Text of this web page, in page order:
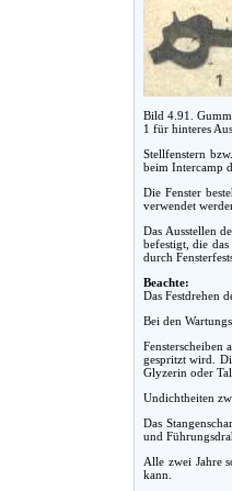
Bild 4.91.
1 für hinteres
Stellfenstern
beim Intercamp
Die Fenster
verwendet
Das Ausstellen
befestigt, die
durch
Beachte:
Das Festdrehen
Bei den
Fensterscheiben
gespritzt wird.
Glyzerin oder
Undichtheiten
Das
und
Alle zwei Jahre
kann.